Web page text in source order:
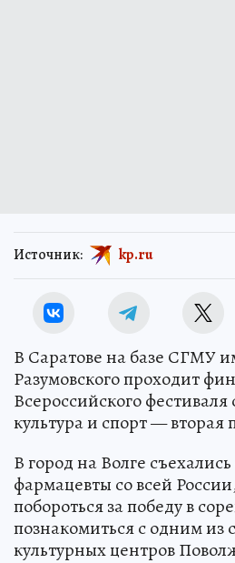
Источник: kp.ru
В Саратове на базе СГМУ
Разумовского проходит
Всероссийского
культура и спорт — вторая
В город на Волге
фармацевты со всей
побороться за победу в
познакомиться с одним из
культурных центров